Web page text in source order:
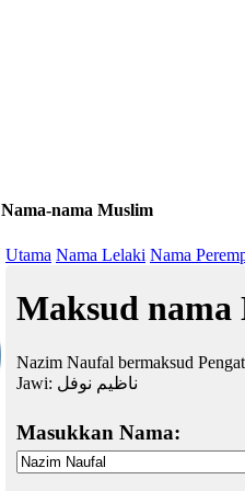
Nama-nama Muslim
Utama Nama Lelaki Nama
Maksud nama
Nazim Naufal bermaksud
Jawi: ناظيم نوفل
Masukkan Nama: